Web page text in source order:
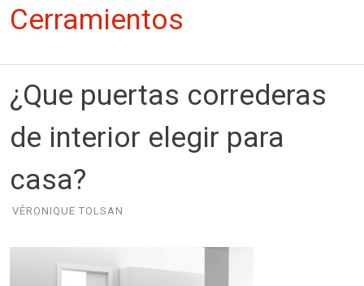
Cerramientos
¿Que puertas correderas
de interior elegir para
casa?
VÉRONIQUE TOLSAN